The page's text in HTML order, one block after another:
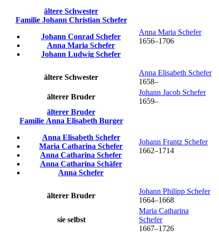
ältere Schwester
Familie Johann Christian Schefer
Johann Conrad Schefer
Anna Maria Schefer
Johann Ludwig Schefer
Anna Maria Schefer
1656–1706
ältere Schwester
Anna Elisabeth Schefer
1658–
älterer Bruder
Johann Jacob Schefer
1659–
älterer Bruder
Familie Anna Elisabeth Burger
Anna Elisabeth Schefer
Maria Catharina Schefer
Anna Catharina Schefer
Anna Catharina Schäfer
Anna Schefer
Johann Frantz Schefer
1662–1714
älterer Bruder
Johann Philipp Schefer
1664–1668
sie selbst
Maria Catharina
Schefer
1667–1726